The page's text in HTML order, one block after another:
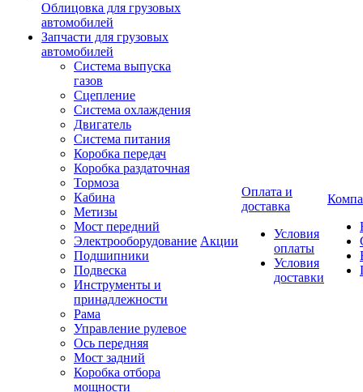
Облицовка для грузовых
автомобилей
Запчасти для грузовых
автомобилей
Система выпуска
газов
Сцепление
Система охлаждения
Двигатель
Система питания
Коробка передач
Коробка раздаточная
Тормоза
Кабина
Метизы
Мост передний
Электрооборудование
Подшипники
Подвеска
Инструменты и
принадлежности
Рама
Управление рулевое
Ось передняя
Мост задний
Коробка отбора
мощности
Акции
Оплата и
доставка
Условия
оплаты
Условия
доставки